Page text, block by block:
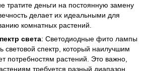
тратите деньги на постоянную замену
делает их идеальными для
комнатных растений.
света: Светодиодные фито лампы
световой спектр, который наилучшим
потребностям растений. Это важно,
требуется разный диапазон